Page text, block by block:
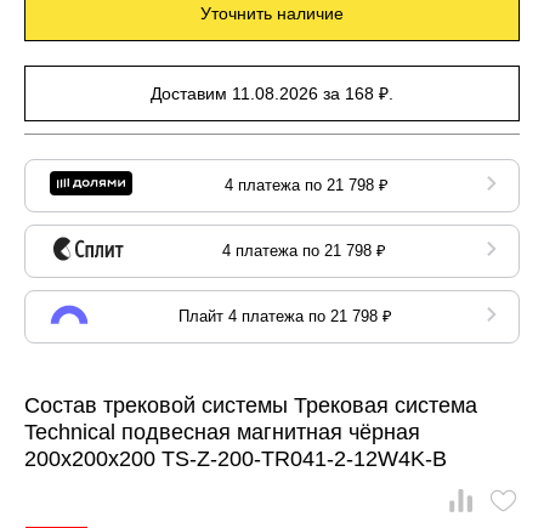
Уточнить наличие
Доставим 11.08.2026 за 168 ₽.
4 платежа по 21 798 ₽
4 платежа по 21 798 ₽
Плайт 4 платежа по 21 798 ₽
Состав трековой системы Трековая система
Technical подвесная магнитная чёрная
200x200x200 TS-Z-200-TR041-2-12W4K-B